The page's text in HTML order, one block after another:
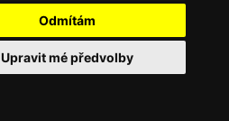
Odmítám
Upravit mé předvolby